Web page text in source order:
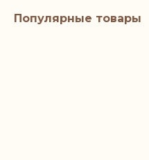
Популярные товары